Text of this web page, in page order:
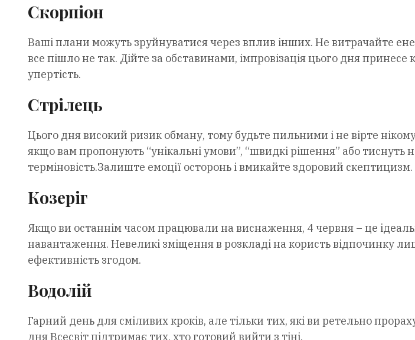
Скорпіон
Ваші плани можуть зруйнуватися через вплив інших. Не витрачайте
все пішло не так. Дійте за обставинами, імпровізація цього дня
упертість.
Стрілець
Цього дня високий ризик обману, тому будьте пильними і не вірте
якщо вам пропонують “унікальні умови”, “швидкі рішення” або тиснуть
терміновість.Залиште емоції осторонь і вмикайте здоровий скептицизм.
Козеріг
Якщо ви останнім часом працювали на виснаження, 4 червня – це
навантаження. Невеликі зміщення в розкладі на користь відпочинку
ефективність згодом.
Водолій
Гарний день для сміливих кроків, але тільки тих, які ви ретельно
дня Всесвіт підтримає тих, хто готовий вийти з тіні.